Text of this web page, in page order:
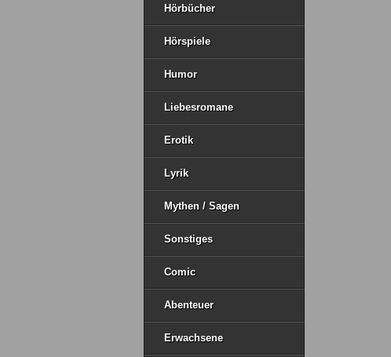
Hörbücher
Hörspiele
Humor
Liebesromane
Erotik
Lyrik
Mythen / Sagen
Sonstiges
Comic
Abenteuer
Erwachsene